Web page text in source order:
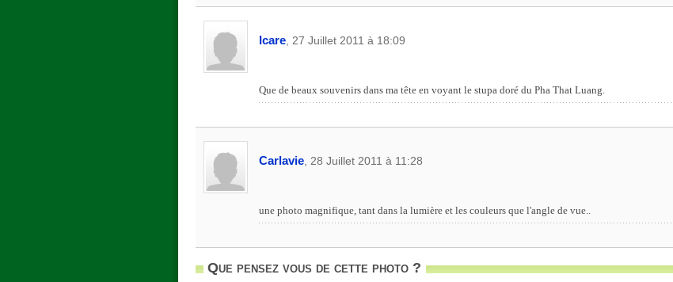
Icare, 27 Juillet 2011 à 18:09
Que de beaux souvenirs dans ma tête en voyant le stupa doré du Pha That Luang.
Carlavie, 28 Juillet 2011 à 11:28
une photo magnifique, tant dans la lumière et les couleurs que l'angle de vue..
Que pensez vous de cette photo ?